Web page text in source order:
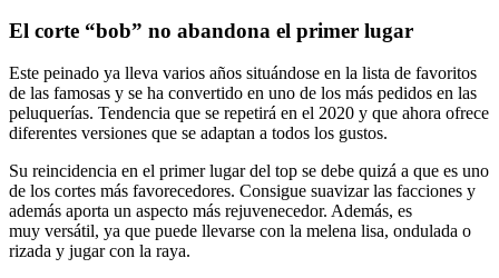
El corte “bob” no abandona el primer lugar
Este peinado ya lleva varios años situándose en la lista de favoritos
de las famosas y se ha convertido en uno de los más pedidos en las
peluquerías. Tendencia que se repetirá en el 2020 y que ahora ofrece
diferentes versiones que se adaptan a todos los gustos.
Su reincidencia en el primer lugar del top se debe quizá a que es uno
de los cortes más favorecedores. Consigue suavizar las facciones y
además aporta un aspecto más rejuvenecedor. Además, es
muy versátil, ya que puede llevarse con la melena lisa, ondulada o
rizada y jugar con la raya.